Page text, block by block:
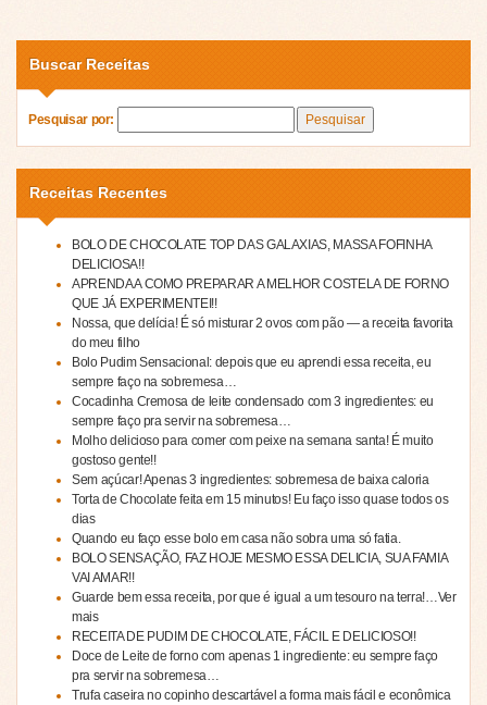
Buscar Receitas
Pesquisar por:
Receitas Recentes
BOLO DE CHOCOLATE TOP DAS GALAXIAS, MASSA FOFINHA
DELICIOSA!!
APRENDA A COMO PREPARAR A MELHOR COSTELA DE FORNO
QUE JÁ EXPERIMENTEI!!
Nossa, que delícia! É só misturar 2 ovos com pão — a receita favorita
do meu filho
Bolo Pudim Sensacional: depois que eu aprendi essa receita, eu
sempre faço na sobremesa…
Cocadinha Cremosa de leite condensado com 3 ingredientes: eu
sempre faço pra servir na sobremesa…
Molho delicioso para comer com peixe na semana santa! É muito
gostoso gente!!
Sem açúcar! Apenas 3 ingredientes: sobremesa de baixa caloria
Torta de Chocolate feita em 15 minutos! Eu faço isso quase todos os
dias
Quando eu faço esse bolo em casa não sobra uma só fatia.
BOLO SENSAÇÃO, FAZ HOJE MESMO ESSA DELICIA, SUA FAMIA
VAI AMAR!!
Guarde bem essa receita, por que é igual a um tesouro na terra!…Ver
mais
RECEITA DE PUDIM DE CHOCOLATE, FÁCIL E DELICIOSO!!
Doce de Leite de forno com apenas 1 ingrediente: eu sempre faço
pra servir na sobremesa…
Trufa caseira no copinho descartável a forma mais fácil e econômica